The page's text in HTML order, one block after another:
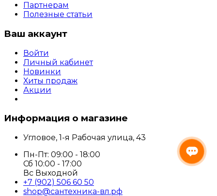
Партнерам
Полезные статьи
Ваш аккаунт
Войти
Личный кабинет
Новинки
Хиты продаж
Акции
Информация о магазине
Угловое, 1-я Рабочая улица, 43
Пн-Пт: 09:00 - 18:00
Сб 10:00 - 17:00
Вс Выходной
+7 (902) 506 60 50
shop@сантехника-вл.рф